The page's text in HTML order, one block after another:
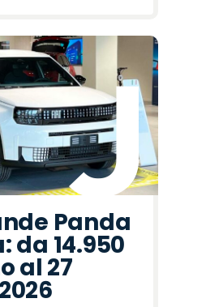
Panda
da 14.950
al 27